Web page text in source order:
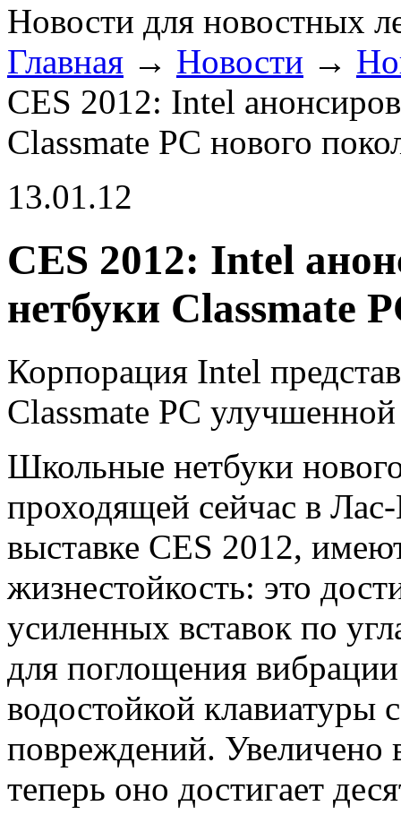
Новости для новостных
Главная → Новости →
CES 2012: Intel
Classmate PC нового
13.01.12
CES 2012: Intel
нетбуки Classmate
Корпорация Intel
Classmate PC
Школьные нетбуки
проходящей сейчас в
выставке CES 2012,
жизнестойкость: это
усиленных вставок по
для поглощения
водостойкой клавиатуры
повреждений. Увеличено
теперь оно достигает